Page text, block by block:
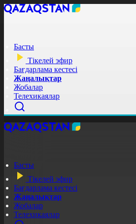
Басты
Тікелей эфир
Бағдарлама кестесі
Жаңалықтар
Жобалар
Телехикаялар
Басты
Тікелей эфир
Бағдарлама кестесі
Жаңалықтар
Жобалар
Телехикаялар